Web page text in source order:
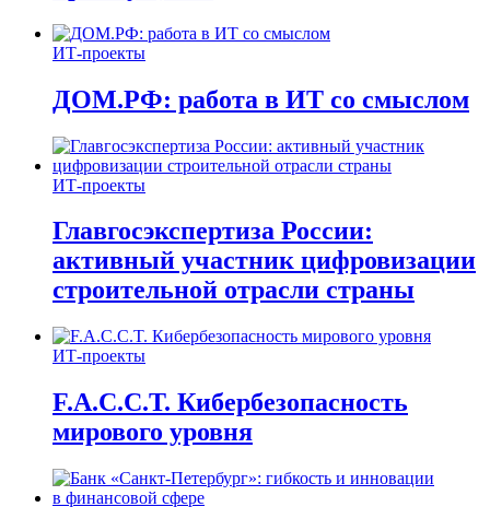
ИТ-проекты
ДОМ.РФ: работа в ИТ со смыслом
ИТ-проекты
Главгосэкспертиза России:
активный участник цифровизации
строительной отрасли страны
ИТ-проекты
F.A.C.C.T. Кибербезопасность
мирового уровня